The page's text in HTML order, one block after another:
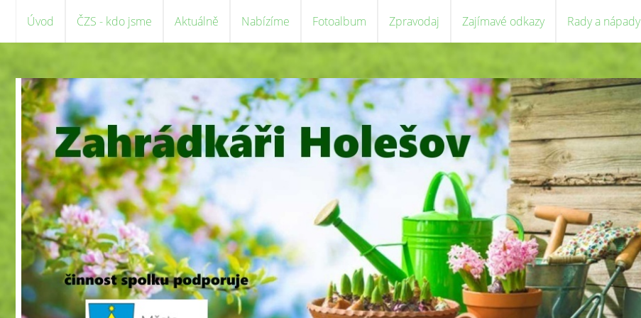
Úvod ČZS - kdo jsme Aktuálně Nabízíme Fotoalbum Zpravodaj Zajímavé odkazy Rady a nápady